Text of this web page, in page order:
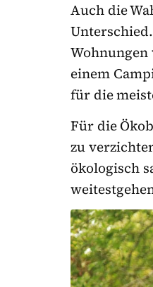
Auch die
Wohnungen
einem
für die
Für die
zu
ökologisch